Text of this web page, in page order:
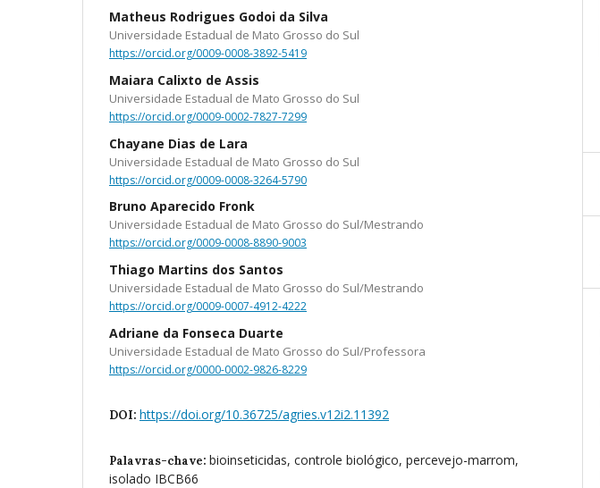
Matheus Rodrigues Godoi da Silva
Universidade Estadual de Mato Grosso do Sul
https://orcid.org/0009-0008-3892-5419
Maiara Calixto de Assis
Universidade Estadual de Mato Grosso do Sul
https://orcid.org/0009-0002-7827-7299
Chayane Dias de Lara
Universidade Estadual de Mato Grosso do Sul
https://orcid.org/0009-0008-3264-5790
Bruno Aparecido Fronk
Universidade Estadual de Mato Grosso do Sul/Mestrando
https://orcid.org/0009-0008-8890-9003
Thiago Martins dos Santos
Universidade Estadual de Mato Grosso do Sul/Mestrando
https://orcid.org/0009-0007-4912-4222
Adriane da Fonseca Duarte
Universidade Estadual de Mato Grosso do Sul/Professora
https://orcid.org/0000-0002-9826-8229
DOI: https://doi.org/10.36725/agries.v12i2.11392
Palavras-chave: bioinseticidas, controle biológico, percevejo-marrom,
isolado IBCB66